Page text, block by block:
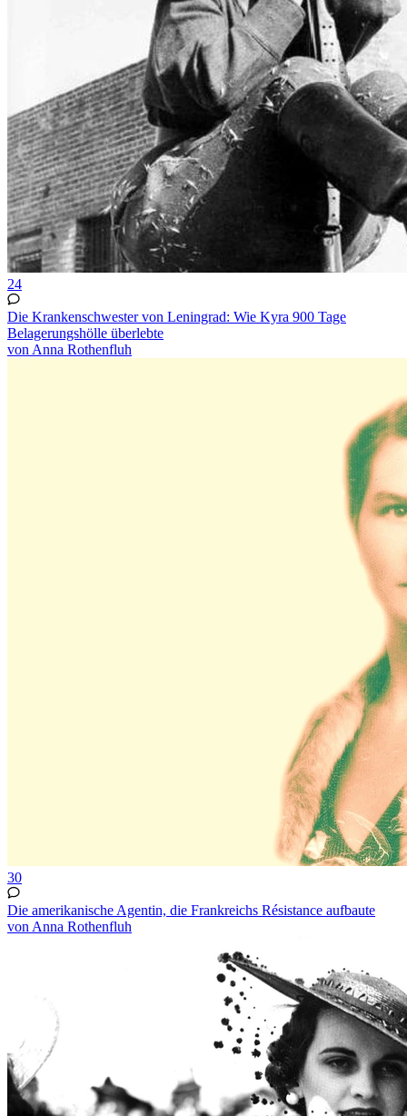
24
Die Krankenschwester von Leningrad: Wie Kyra 900 Tage
Belagerungshölle überlebte
von Anna Rothenfluh
30
Die amerikanische Agentin, die Frankreichs Résistance aufbaute
von Anna Rothenfluh